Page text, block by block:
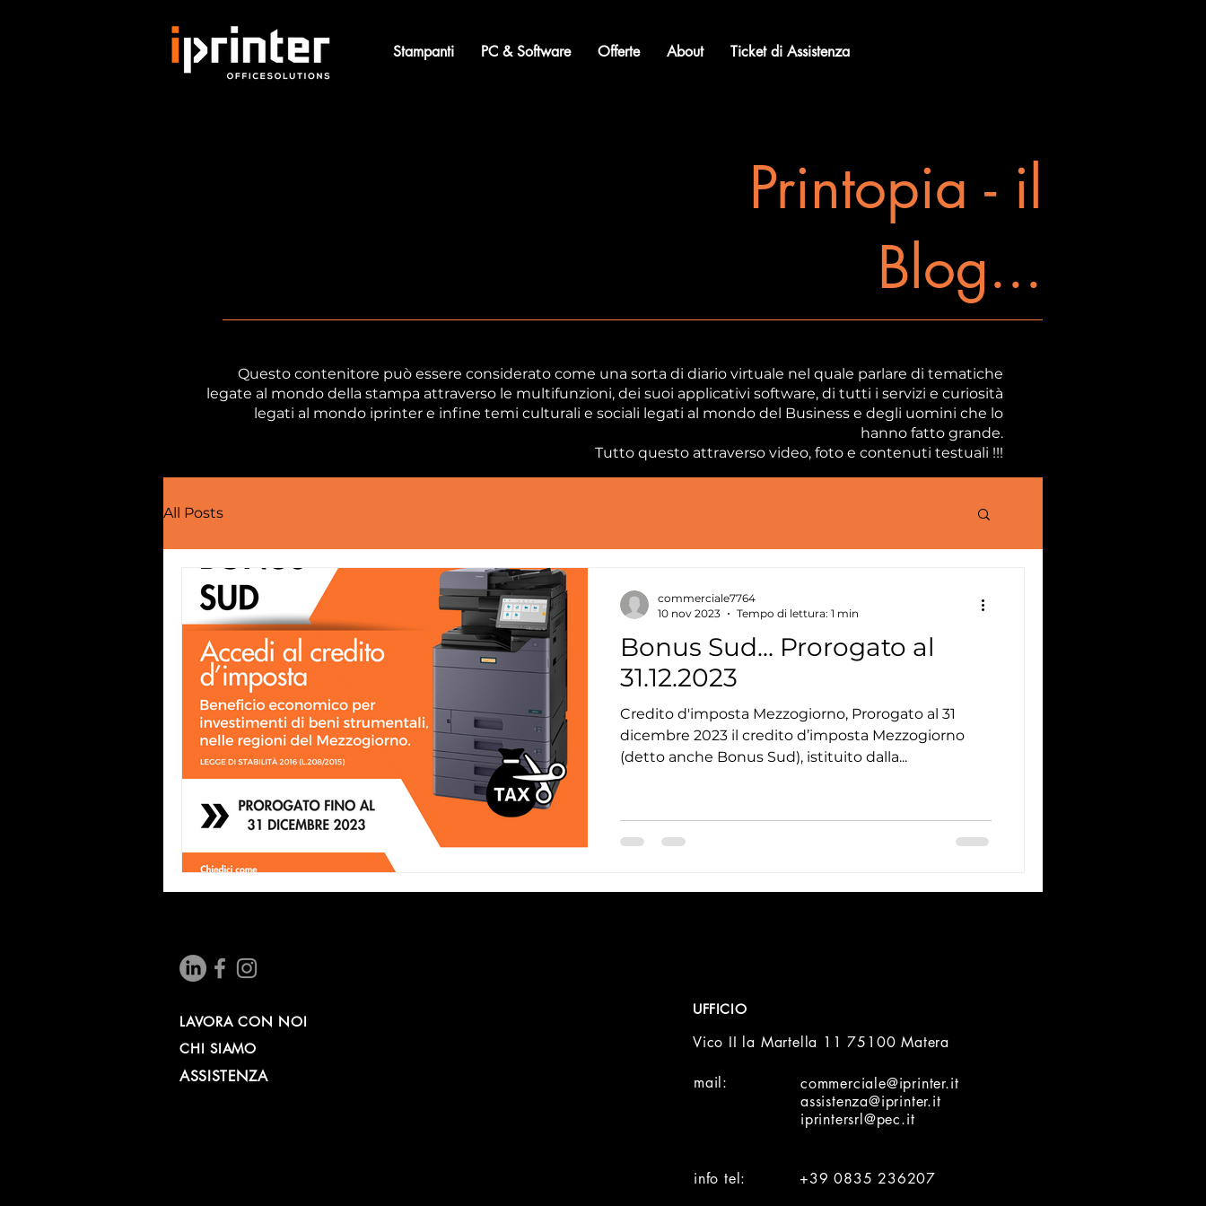
Stampanti PC & Software Offerte About Ticket di Assistenza
Printopia - il
Blog...
Questo contenitore può essere considerato come una sorta di diario virtuale nel quale parlare di tematiche
legate al mondo della stampa attraverso le multifunzioni, dei suoi applicativi software, di tutti i servizi e curiosità
legati al mondo iprinter e infine temi culturali e sociali legati al mondo del Business e degli uomini che lo
hanno fatto grande.
Tutto questo attraverso video, foto e contenuti testuali !!!
All Posts
Bonus Sud... Prorogato al
31.12.2023
Credito d'imposta Mezzogiorno, Prorogato al 31
dicembre 2023 il credito d’imposta Mezzogiorno
(detto anche Bonus Sud), istituito dalla...
commerciale7764
10 nov 2023
Tempo di lettura: 1 min
LAVORA CON NOI
CHI SIAMO
ASSISTENZA
UFFICIO
Vico II la Martella 11 75100 Matera
mail:
commerciale@iprinter.it
assistenza@iprinter.it
iprintersrl@pec.it
info tel: +39 0835 236207